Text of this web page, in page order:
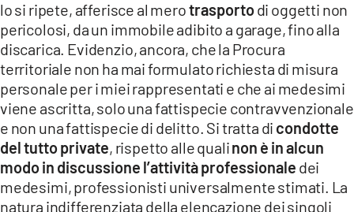
lo si ripete, afferisce al merotrasportodi oggetti non
pericolosi, da un immobile adibito a garage, fino alla
discarica. Evidenzio, ancora, che la Procura
territoriale non ha mai formulato richiesta di misura
personale per i miei rappresentati e che ai medesimi
viene ascritta, solo una fattispecie contravvenzionale
e non una fattispecie di delitto. Si tratta di condotte
del tutto private, rispetto alle qualinon è in alcun
modo in discussione l’attività professionale dei
medesimi, professionisti universalmente stimati. La
natura indifferenziata della elencazione dei singoli